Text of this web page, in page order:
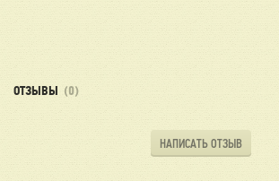
ОТЗЫВЫ (0)
НАПИСАТЬ ОТЗЫВ